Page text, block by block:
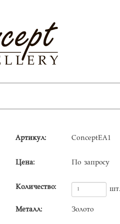
Артикул: ConceptEA1
Цена: По запросу
Количество: шт.
Металл: Золото